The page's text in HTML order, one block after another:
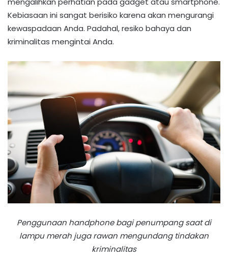
Kebiasaan ini sangat berisiko karena akan mengurangi
kewaspadaan Anda. Padahal, resiko bahaya dan
kriminalitas mengintai Anda.
Penggunaan handphone bagi penumpang saat di
lampu merah juga rawan mengundang tindakan
kriminalitas